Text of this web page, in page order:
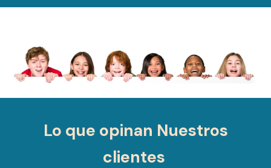
Lo que opinan Nuestros
clientes